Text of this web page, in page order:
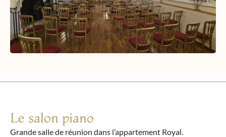
Le salon piano
Grande salle de réunion dans l’appartement Royal.